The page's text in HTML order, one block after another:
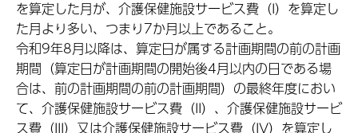
を算定した月が、介護保健施設サービス費（I）を算定し
た月より多い、つまり7か月以上であること。
令和9年8月以降は、算定日が属する計画期間の前の計画
期間（算定日が計画期間の開始後4月以内の日である場
合は、前の計画期間の前の計画期間）の最終年度におい
て、介護保健施設サービス費（II）、介護保健施設サービ
ス費（III）又は介護保健施設サービス費（IV）を算定し